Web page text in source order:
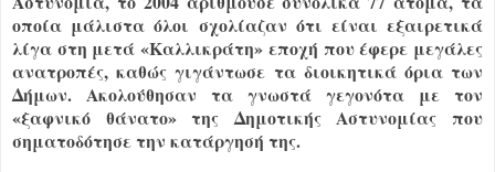
οποία μάλιστα όλοι σχολίαζαν ότι είναι εξαιρετικά
λίγα στη μετά «Καλλικράτη» εποχή που έφερε μεγάλες
ανατροπές, καθώς γιγάντωσε τα διοικητικά όρια των
Δήμων. Ακολούθησαν τα γνωστά γεγονότα με τον
«ξαφνικό θάνατο» της Δημοτικής Αστυνομίας που
σηματοδότησε την κατάργησή της.